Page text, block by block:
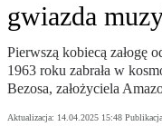
gwiazda
Pierwszą kobiecą załogę
1963 roku zabrała w
Bezosa, założyciela
Aktualizacja: 14.04.2025 15:48